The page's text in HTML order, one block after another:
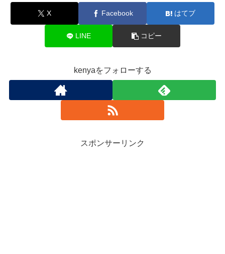
X Facebook はてブ
LINE コピー
kenyaをフォローする
スポンサーリンク